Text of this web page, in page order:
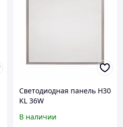
Светодиодная панель H30
KL 36W
В наличии